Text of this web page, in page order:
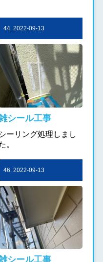
44. 2022-09-13
シール工事
シーリング処理しまし
。
46. 2022-09-13
シール工事